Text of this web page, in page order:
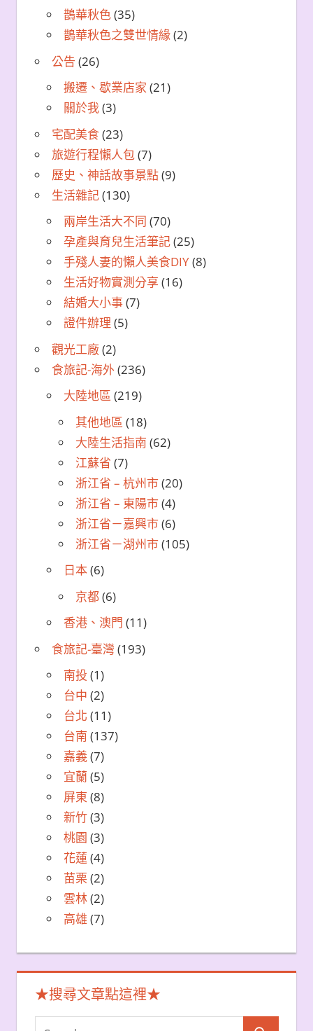
鵲華秋色(35)
鵲華秋色之雙世情緣(2)
公告 (26)
搬遷、歇業店家 (21)
關於我(3)
宅配美食(23)
旅遊行程懶人包(7)
歷史、神話故事景點(9)
生活雜記(130)
兩岸生活大不同 (70)
孕產與育兒生活筆記(25)
手殘人妻的懶人美食DIY(8)
生活好物實測分享 (16)
結婚大小事(7)
證件辦理 (5)
觀光工廠(2)
食旅記-海外(236)
大陸地區 (219)
其他地區 (18)
大陸生活指南 (62)
江蘇省 (7)
浙江省 – 杭州市(20)
浙江省 – 東陽市(4)
浙江省－嘉興市(6)
浙江省－湖州市(105)
日本(6)
京都(6)
香港、澳門 (11)
食旅記-臺灣 (193)
南投 (1)
台中 (2)
台北 (11)
台南 (137)
嘉義(7)
宜蘭 (5)
屏東 (8)
新竹(3)
桃園 (3)
花蓮 (4)
苗栗 (2)
雲林(2)
高雄 (7)
★搜尋文章點這裡★